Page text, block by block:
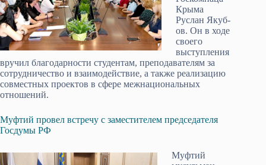
Крыма
Руслан Якуб­
ов. Он в ходе
своего
выступления
вручил благодарности студентам, преподавателям за
сотрудничество и взаимодействие, а также реализацию
совместных проектов в сфере межнациональных
отношений.
Муфтий провел встречу с заместителем председателя
Госдумы РФ
Муфтий